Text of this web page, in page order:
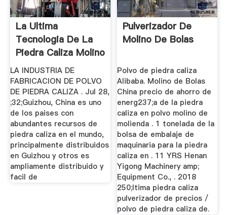
La Ultima
Tecnologia De La
Piedra Caliza Molino
De China
LA INDUSTRIA DE
FABRICACION DE POLVO
DE PIEDRA CALIZA . Jul 28,
;32;Guizhou, China es uno
de los paises con
abundantes recursos de
piedra caliza en el mundo,
principalmente distribuidos
en Guizhou y otros es
ampliamente distribuido y
facil de
Pulverizador De
Molino De Bolas
Polvo de piedra caliza
Alibaba. Molino de Bolas
China precio de ahorro de
energ237;a de la piedra
caliza en polvo molino de
molienda . 1 tonelada de la
bolsa de embalaje de
maquinaria para la piedra
caliza en . 11 YRS Henan
Yigong Machinery amp;
Equipment Co., . 2018
250;ltima piedra caliza
pulverizador de precios /
polvo de piedra caliza de.